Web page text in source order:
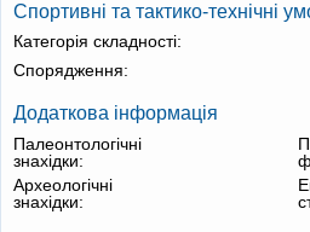
Спортивні та тактико-технічні
Категорія складності:
Спорядження:
Додаткова інформація
Палеонтологічні
знахідки:
Археологічні
знахідки: